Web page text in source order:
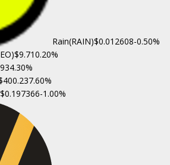
Rain(RAIN)$0.012608-0.50%
$9.710.20%
4.30%
7.60%
$0.197366-1.00%